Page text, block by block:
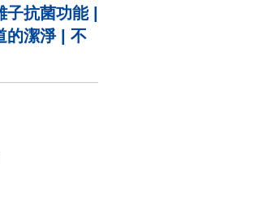
抗菌功能 |
的潔淨 | 不